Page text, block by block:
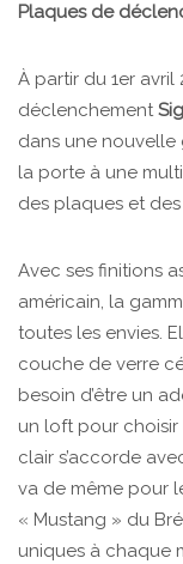
Plaques de
À partir du 1er
déclenchement
dans une nouvelle
la porte à une
des plaques et
Avec ses finitions
américain, la
toutes les envies.
couche de verre
besoin d’être un
un loft pour
clair s’accorde
va de même pour
« Mustang » du
uniques à chaque